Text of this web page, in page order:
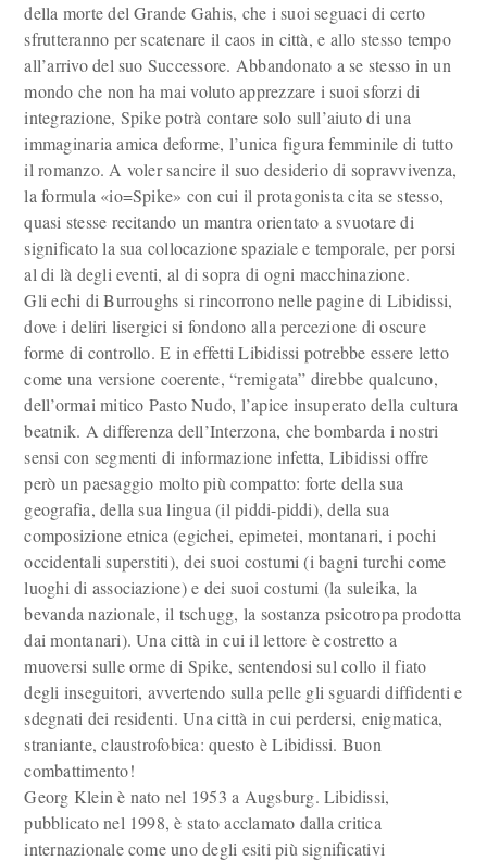
della morte del Grande Gahis, che i suoi seguaci di certo
sfrutteranno per scatenare il caos in città, e allo stesso tempo
all’arrivo del suo Successore. Abbandonato a se stesso in un
mondo che non ha mai voluto apprezzare i suoi sforzi di
integrazione, Spike potrà contare solo sull’aiuto di una
immaginaria amica deforme, l’unica figura femminile di tutto
il romanzo. A voler sancire il suo desiderio di sopravvivenza,
la formula «io=Spike» con cui il protagonista cita se stesso,
quasi stesse recitando un mantra orientato a svuotare di
significato la sua collocazione spaziale e temporale, per porsi
al di là degli eventi, al di sopra di ogni macchinazione.
Gli echi di Burroughs si rincorrono nelle pagine di Libidissi,
dove i deliri lisergici si fondono alla percezione di oscure
forme di controllo. E in effetti Libidissi potrebbe essere letto
come una versione coerente, “remigata” direbbe qualcuno,
dell’ormai mitico Pasto Nudo, l’apice insuperato della cultura
beatnik. A differenza dell’Interzona, che bombarda i nostri
sensi con segmenti di informazione infetta, Libidissi offre
però un paesaggio molto più compatto: forte della sua
geografia, della sua lingua (il piddi-piddi), della sua
composizione etnica (egichei, epimetei, montanari, i pochi
occidentali superstiti), dei suoi costumi (i bagni turchi come
luoghi di associazione) e dei suoi costumi (la suleika, la
bevanda nazionale, il tschugg, la sostanza psicotropa prodotta
dai montanari). Una città in cui il lettore è costretto a
muoversi sulle orme di Spike, sentendosi sul collo il fiato
degli inseguitori, avvertendo sulla pelle gli sguardi diffidenti e
sdegnati dei residenti. Una città in cui perdersi, enigmatica,
straniante, claustrofobica: questo è Libidissi. Buon
combattimento!
Georg Klein è nato nel 1953 a Augsburg. Libidissi,
pubblicato nel 1998, è stato acclamato dalla critica
internazionale come uno degli esiti più significativi